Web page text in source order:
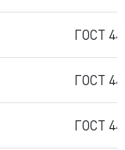
ГОСТ
ГОСТ
ГОСТ